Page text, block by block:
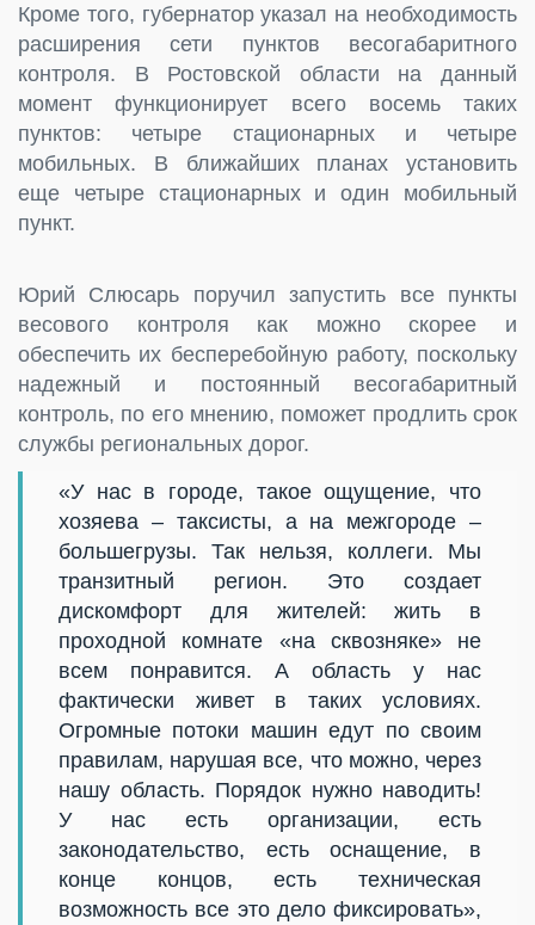
Кроме того, губернатор указал на необходимость
расширения сети пунктов весогабаритного
контроля. В Ростовской области на данный
момент функционирует всего восемь таких
пунктов: четыре стационарных и четыре
мобильных. В ближайших планах установить
еще четыре стационарных и один мобильный
пункт.
Юрий Слюсарь поручил запустить все пункты
весового контроля как можно скорее и
обеспечить их бесперебойную работу, поскольку
надежный и постоянный весогабаритный
контроль, по его мнению, поможет продлить срок
службы региональных дорог.
«У нас в городе, такое ощущение, что
хозяева – таксисты, а на межгороде –
большегрузы. Так нельзя, коллеги. Мы
транзитный регион. Это создает
дискомфорт для жителей: жить в
проходной комнате «на сквозняке» не
всем понравится. А область у нас
фактически живет в таких условиях.
Огромные потоки машин едут по своим
правилам, нарушая все, что можно, через
нашу область. Порядок нужно наводить!
У нас есть организации, есть
законодательство, есть оснащение, в
конце концов, есть техническая
возможность все это дело фиксировать»,